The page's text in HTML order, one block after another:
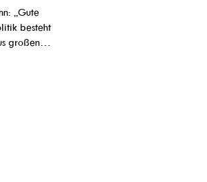
„Gute
besteht
großen